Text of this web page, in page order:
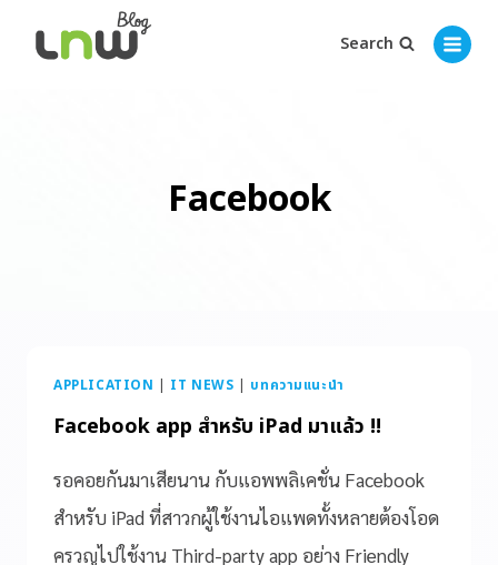
Search
Facebook
APPLICATION | IT NEWS | บทความแนะนำ
Facebook app สำหรับ iPad มาแล้ว !!
รอคอยกันมาเสียนาน กับแอพพลิเคชั่น Facebook
สำหรับ iPad ที่สาวกผู้ใช้งานไอแพดทั้งหลายต้องโอด
ครวญไปใช้งาน Third-party app อย่าง Friendly